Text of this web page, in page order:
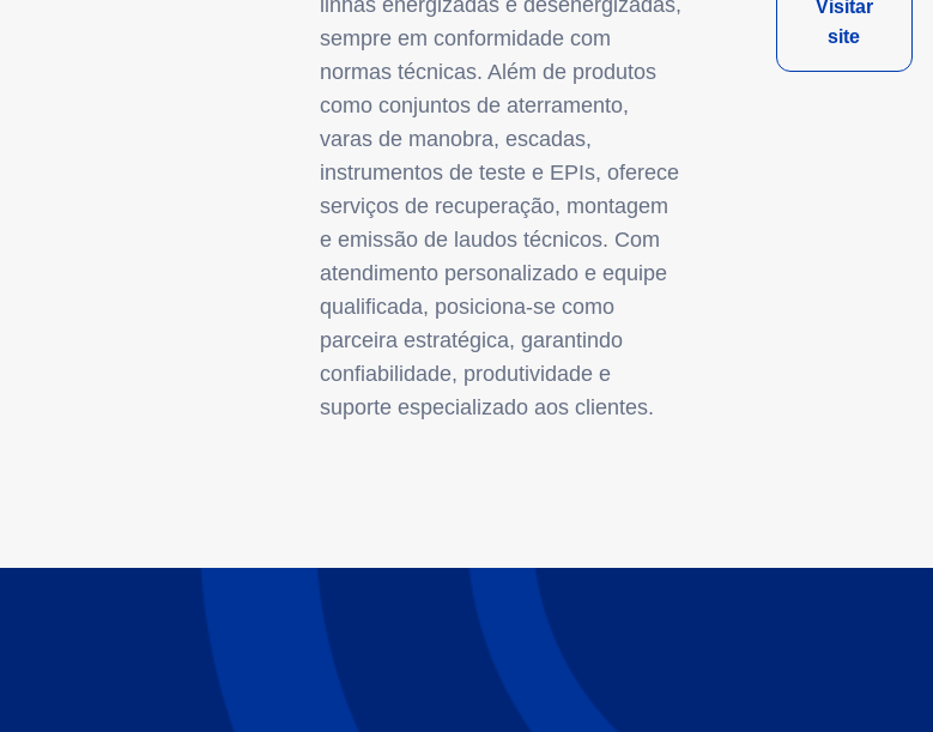
linhas energizadas e desenergizadas,
sempre em conformidade com
normas técnicas. Além de produtos
como conjuntos de aterramento,
varas de manobra, escadas,
instrumentos de teste e EPIs, oferece
serviços de recuperação, montagem
e emissão de laudos técnicos. Com
atendimento personalizado e equipe
qualificada, posiciona-se como
parceira estratégica, garantindo
confiabilidade, produtividade e
suporte especializado aos clientes.
Visitar
site